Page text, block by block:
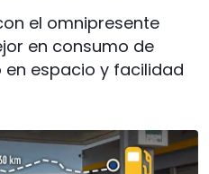
el omnipresente
en consumo de
espacio y facilidad